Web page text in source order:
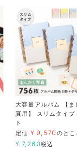
大容量アルバム 【ま
真用】 スリムタイプ
ト
定価 ¥ 9,570のとこ
¥ 7,260税込